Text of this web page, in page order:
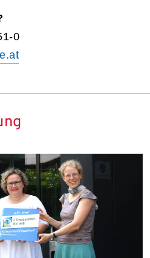
0